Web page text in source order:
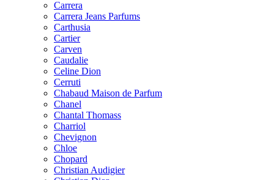
Carrera
Carrera Jeans Parfums
Carthusia
Cartier
Carven
Caudalie
Celine Dion
Cerruti
Chabaud Maison de Parfum
Chanel
Chantal Thomass
Charriol
Chevignon
Chloe
Chopard
Christian Audigier